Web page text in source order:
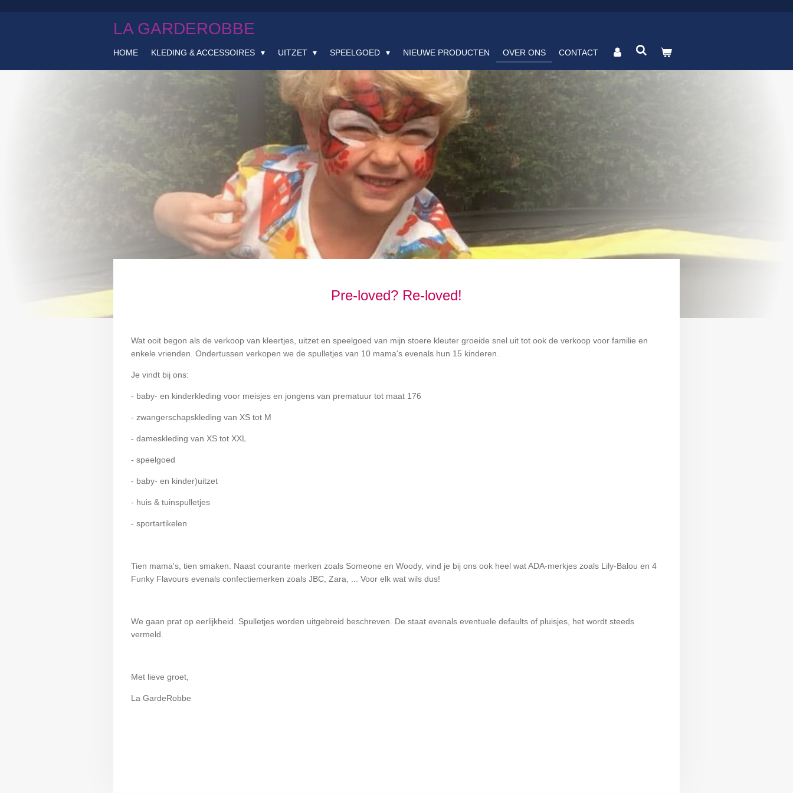
LA GARDEROBBE
HOME KLEDING & ACCESSOIRES UITZET SPEELGOED NIEUWE PRODUCTEN OVER ONS CONTACT
Pre-loved? Re-loved!
Wat ooit begon als de verkoop van kleertjes, uitzet en speelgoed van mijn stoere kleuter groeide snel uit tot ook de verkoop voor familie en
enkele vrienden. Ondertussen verkopen we de spulletjes van 10 mama's evenals hun 15 kinderen.
Je vindt bij ons:
- baby- en kinderkleding voor meisjes en jongens van prematuur tot maat 176
- zwangerschapskleding van XS tot M
- dameskleding van XS tot XXL
- speelgoed
- baby- en kinder)uitzet
- huis & tuinspulletjes
- sportartikelen
Tien mama's, tien smaken. Naast courante merken zoals Someone en Woody, vind je bij ons ook heel wat ADA-merkjes zoals Lily-Balou en 4
Funky Flavours evenals confectiemerken zoals JBC, Zara, ... Voor elk wat wils dus!
We gaan prat op eerlijkheid. Spulletjes worden uitgebreid beschreven. De staat evenals eventuele defaults of pluisjes, het wordt steeds
vermeld.
Met lieve groet,
La GardeRobbe